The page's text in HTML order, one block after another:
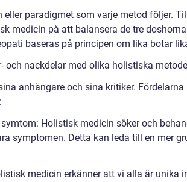
paradigmet som varje metod följer.
medicin på att balansera de tre
baseras på principen om lika botar
och nackdelar med olika holistiska
anhängare och sina kritiker. Fördelarna
Holistisk medicin söker och
symptomen. Detta kan leda till en mer
medicin erkänner att vi alla är unika